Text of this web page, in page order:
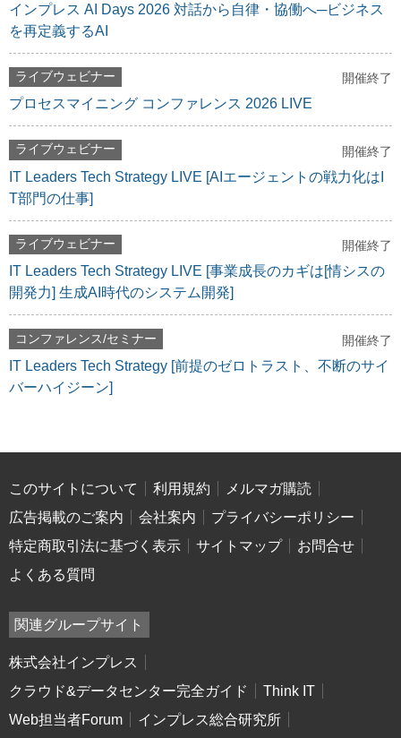
インプレス AI Days 2026 対話から自律・協働へ─ビジネス
を再定義するAI
ライブウェビナー 開催終了
プロセスマイニング コンファレンス 2026 LIVE
ライブウェビナー 開催終了
IT Leaders Tech Strategy LIVE [AIエージェントの戦力化はI
T部門の仕事]
ライブウェビナー 開催終了
IT Leaders Tech Strategy LIVE [事業成長のカギは[情シスの
開発力] 生成AI時代のシステム開発]
コンファレンス/セミナー 開催終了
IT Leaders Tech Strategy [前提のゼロトラスト、不断のサイ
バーハイジーン]
このサイトについて 利用規約
メルマガ購読
広告掲載のご案内
会社案内
プライバシーポリシー
特定商取引法に基づく表示
サイトマップ
お問合せ
よくある質問
関連グループサイト
株式会社インプレス
クラウド&データセンター完全ガイド
Think IT
Web担当者Forum
インプレス総合研究所